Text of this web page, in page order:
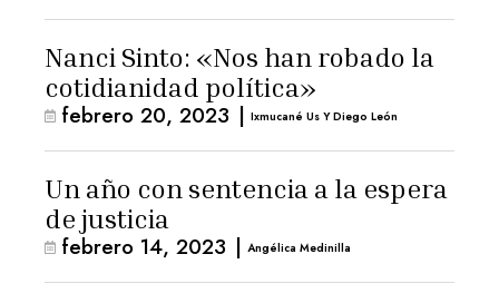
Nanci Sinto: «Nos han robado la
cotidianidad política»
febrero 20, 2023 | Ixmucané Us Y Diego León
Un año con sentencia a la espera
de justicia
febrero 14, 2023 | Angélica Medinilla